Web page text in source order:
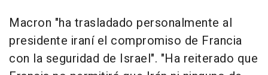
Macron "ha trasladado personalmente al
presidente iraní el compromiso de Francia
con la seguridad de Israel". "Ha reiterado que